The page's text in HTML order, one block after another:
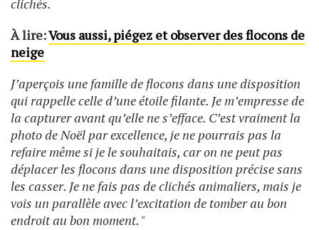
clichés.
À lire:Vous aussi, piégez et observer des flocons de
neige
J’aperçois une famille de flocons dans une disposition
qui rappelle celle d’une étoile filante. Je m’empresse de
la capturer avant qu’elle ne s’efface. C’est vraiment la
photo de Noël par excellence, je ne pourrais pas la
refaire même si je le souhaitais, car on ne peut pas
déplacer les flocons dans une disposition précise sans
les casser. Je ne fais pas de clichés animaliers, mais je
vois un parallèle avec l’excitation de tomber au bon
endroit au bon moment. "